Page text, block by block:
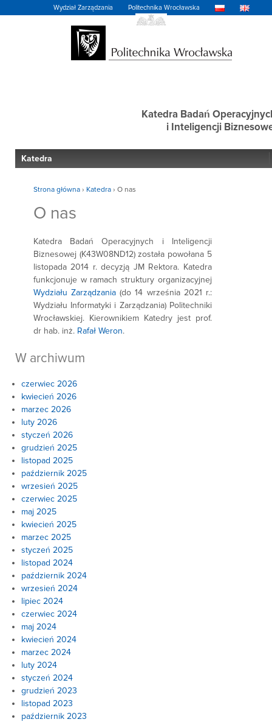
Wydział Zarządzania Politechnika Wrocławska
Katedra Badań
i Inteligencji
Katedra
Strona główna › Katedra › O nas
O nas
Katedra Badań Operacyjnych i Inteligencji
Biznesowej (K43W08ND12) została powołana 5
listopada 2014 r. decyzją JM Rektora. Katedra
funkcjonuje w ramach struktury organizacyjnej
Wydziału Zarządzania (do 14 września 2021 r.:
Wydziału Informatyki i Zarządzania) Politechniki
Wrocławskiej. Kierownikiem Katedry jest prof.
dr hab. inż. Rafał Weron.
W archiwum
czerwiec 2026
kwiecień 2026
marzec 2026
luty 2026
styczeń 2026
grudzień 2025
listopad 2025
październik 2025
wrzesień 2025
czerwiec 2025
maj 2025
kwiecień 2025
marzec 2025
styczeń 2025
listopad 2024
październik 2024
wrzesień 2024
lipiec 2024
czerwiec 2024
maj 2024
kwiecień 2024
marzec 2024
luty 2024
styczeń 2024
grudzień 2023
listopad 2023
październik 2023